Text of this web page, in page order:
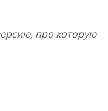
про которую